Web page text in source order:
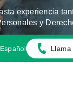
experiencia
y
LOS CASOS
MANEJAMOS
Llama